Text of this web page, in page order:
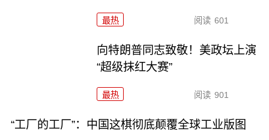
最热 阅读 601
向特朗普同志致敬！美政坛上演
“超级抹红大赛”
最热 阅读 901
“工厂的工厂”：中国这棋彻底颠覆全球工业版图